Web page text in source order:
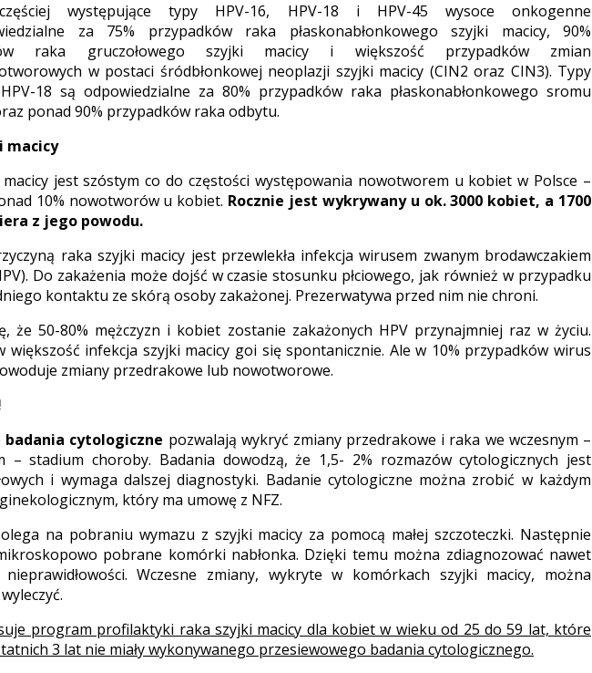
występujące typy HPV-16, HPV-18 i HPV-45 wysoce onkogenne
za 75% przypadków raka płaskonabłonkowego szyjki macicy, 90%
raka gruczołowego szyjki macicy i większość przypadków zmian
w postaci śródbłonkowej neoplazji szyjki macicy (CIN2 oraz CIN3). Typy
18 są odpowiedzialne za 80% przypadków raka płaskonabłonkowego sromu
ponad 90% przypadków raka odbytu.
macicy
macicy jest szóstym co do częstości występowania nowotworem u kobiet w Polsce –
10% nowotworów u kobiet. Rocznie jest wykrywany u ok. 3000 kobiet, a 1700
z jego powodu.
raka szyjki macicy jest przewlekła infekcja wirusem zwanym brodawczakiem
Do zakażenia może dojść w czasie stosunku płciowego, jak również w przypadku
kontaktu ze skórą osoby zakażonej. Prezerwatywa przed nim nie chroni.
że 50-80% mężczyzn i kobiet zostanie zakażonych HPV przynajmniej raz w życiu.
większość infekcja szyjki macicy goi się spontanicznie. Ale w 10% przypadków wirus
zmiany przedrakowe lub nowotworowe.
badania cytologiczne pozwalają wykryć zmiany przedrakowe i raka we wczesnym –
– stadium choroby. Badania dowodzą, że 1,5- 2% rozmazów cytologicznych jest
i wymaga dalszej diagnostyki. Badanie cytologiczne można zrobić w każdym
który ma umowę z NFZ.
na pobraniu wymazu z szyjki macicy za pomocą małej szczoteczki. Następnie
pobrane komórki nabłonka. Dzięki temu można zdiagnozować nawet
nieprawidłowości. Wczesne zmiany, wykryte w komórkach szyjki macicy, można
program profilaktyki raka szyjki macicy dla kobiet w wieku od 25 do 59 lat, które
3 lat nie miały wykonywanego przesiewowego badania cytologicznego.